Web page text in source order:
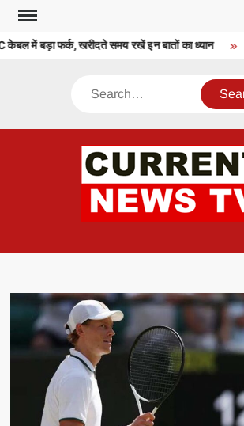
Skip
content
में बड़ा फर्क, खरीदते समय रखें इन बातों का ध्यान
Search